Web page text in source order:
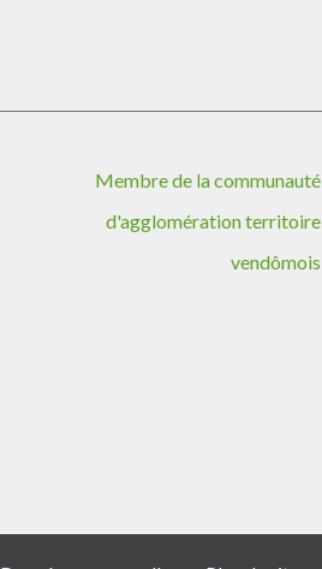
Membre de la communauté
d'agglomération territoire
vendômois